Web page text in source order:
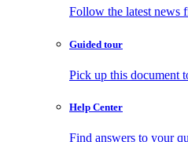
Follow the latest news
Guided tour
Pick up this document
Help Center
Find answers to your